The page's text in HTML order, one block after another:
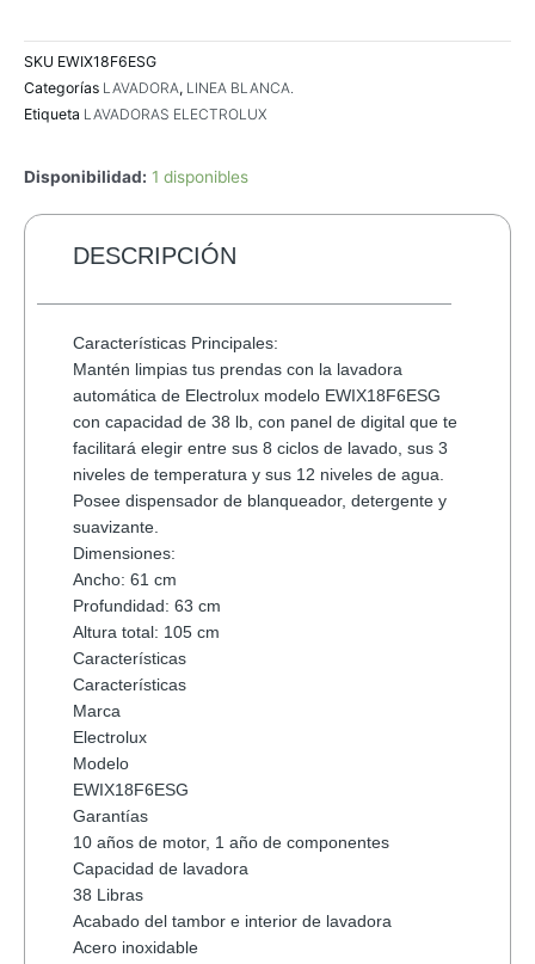
SKU EWIX18F6ESG
Categorías LAVADORA, LINEA BLANCA.
Etiqueta LAVADORAS ELECTROLUX
Disponibilidad: 1 disponibles
DESCRIPCIÓN
Características Principales:
Mantén limpias tus prendas con la lavadora
automática de Electrolux modelo EWIX18F6ESG
con capacidad de 38 lb, con panel de digital que te
facilitará elegir entre sus 8 ciclos de lavado, sus 3
niveles de temperatura y sus 12 niveles de agua.
Posee dispensador de blanqueador, detergente y
suavizante.
Dimensiones:
Ancho: 61 cm
Profundidad: 63 cm
Altura total: 105 cm
Características
Características
Marca
Electrolux
Modelo
EWIX18F6ESG
Garantías
10 años de motor, 1 año de componentes
Capacidad de lavadora
38 Libras
Acabado del tambor e interior de lavadora
Acero inoxidable